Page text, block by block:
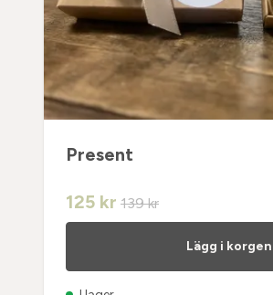
Present
125 kr 139 kr
Lägg i korgen